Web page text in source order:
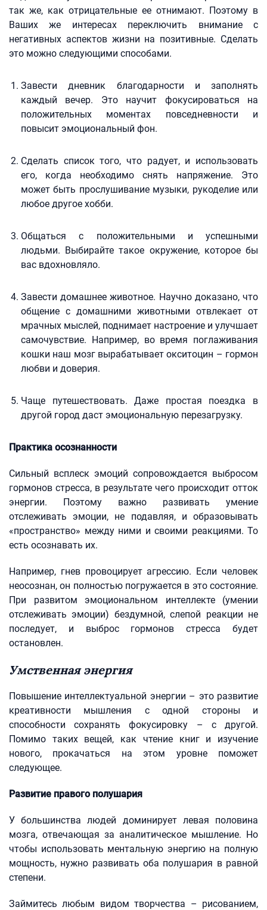
так же, как отрицательные ее отнимают. Поэтому в
Ваших же интересах переключить внимание с
негативных аспектов жизни на позитивные. Сделать
это можно следующими способами.
Завести дневник благодарности и заполнять
каждый вечер. Это научит фокусироваться на
положительных моментах повседневности и
повысит эмоциональный фон.
Сделать список того, что радует, и использовать
его, когда необходимо снять напряжение. Это
может быть прослушивание музыки, рукоделие или
любое другое хобби.
Общаться с положительными и успешными
людьми. Выбирайте такое окружение, которое бы
вас вдохновляло.
Завести домашнее животное. Научно доказано, что
общение с домашними животными отвлекает от
мрачных мыслей, поднимает настроение и улучшает
самочувствие. Например, во время поглаживания
кошки наш мозг вырабатывает окситоцин – гормон
любви и доверия.
Чаще путешествовать. Даже простая поездка в
другой город даст эмоциональную перезагрузку.
Практика осознанности
Сильный всплеск эмоций сопровождается выбросом
гормонов стресса, в результате чего происходит отток
энергии. Поэтому важно развивать умение
отслеживать эмоции, не подавляя, и образовывать
«пространство» между ними и своими реакциями. То
есть осознавать их.
Например, гнев провоцирует агрессию. Если человек
неосознан, он полностью погружается в это состояние.
При развитом эмоциональном интеллекте (умении
отслеживать эмоции) бездумной, слепой реакции не
последует, и выброс гормонов стресса будет
остановлен.
Умственная энергия
Повышение интеллектуальной энергии – это развитие
креативности мышления с одной стороны и
способности сохранять фокусировку – с другой.
Помимо таких вещей, как чтение книг и изучение
нового, прокачаться на этом уровне поможет
следующее.
Развитие правого полушария
У большинства людей доминирует левая половина
мозга, отвечающая за аналитическое мышление. Но
чтобы использовать ментальную энергию на полную
мощность, нужно развивать оба полушария в равной
степени.
Займитесь любым видом творчества – рисованием,